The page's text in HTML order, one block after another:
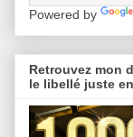
Powered by
Retrouvez mon
le libellé juste